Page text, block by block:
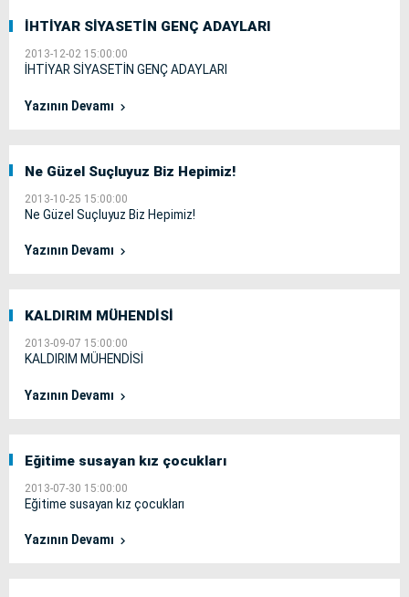
İHTİYAR SİYASETİN GENÇ ADAYLARI
2013-12-02 15:00:00
İHTİYAR SİYASETİN GENÇ ADAYLARI
Yazının Devamı
Ne Güzel Suçluyuz Biz Hepimiz!
2013-10-25 15:00:00
Ne Güzel Suçluyuz Biz Hepimiz!
Yazının Devamı
KALDIRIM MÜHENDİSİ
2013-09-07 15:00:00
KALDIRIM MÜHENDİSİ
Yazının Devamı
Eğitime susayan kız çocukları
2013-07-30 15:00:00
Eğitime susayan kız çocukları
Yazının Devamı